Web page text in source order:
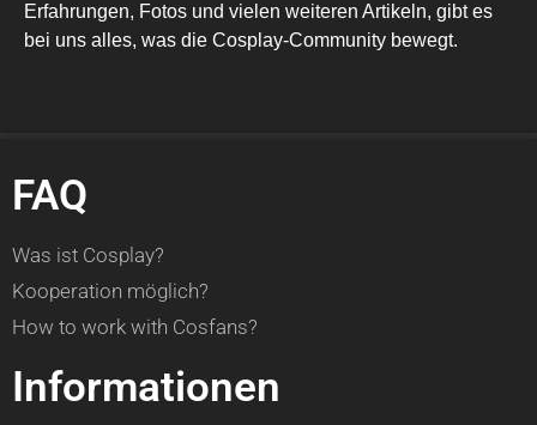
Erfahrungen, Fotos und vielen weiteren Artikeln, gibt es
bei uns alles, was die Cosplay-Community bewegt.
FAQ
Was ist Cosplay?
Kooperation möglich?
How to work with Cosfans?
Informationen